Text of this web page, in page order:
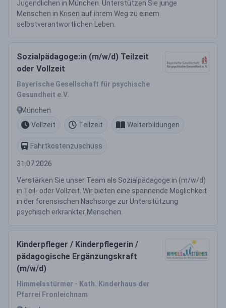
Jugendlichen in München. Unterstützen Sie junge
Menschen in Krisen auf ihrem Weg zu einem
selbstverantwortlichen Leben.
Sozialpädagoge:in (m/w/d) Teilzeit
oder Vollzeit
Bayerische Gesellschaft für psychische
Gesundheit e.V.
München
Vollzeit
Teilzeit Weiterbildungen
Fahrtkostenzuschuss
31.07.2026
Verstärken Sie unser Team als Sozialpädagoge:in (m/w/d)
in Teil- oder Vollzeit. Wir bieten eine spannende Möglichkeit
in der forensischen Nachsorge zur Unterstützung
psychisch erkrankter Menschen.
Kinderpfleger / Kinderpflegerin /
pädagogische Ergänzungskraft
(m/w/d)
Himmelsstürmer - Kath. Kinderhaus der
Pfarrei Fronleichnam